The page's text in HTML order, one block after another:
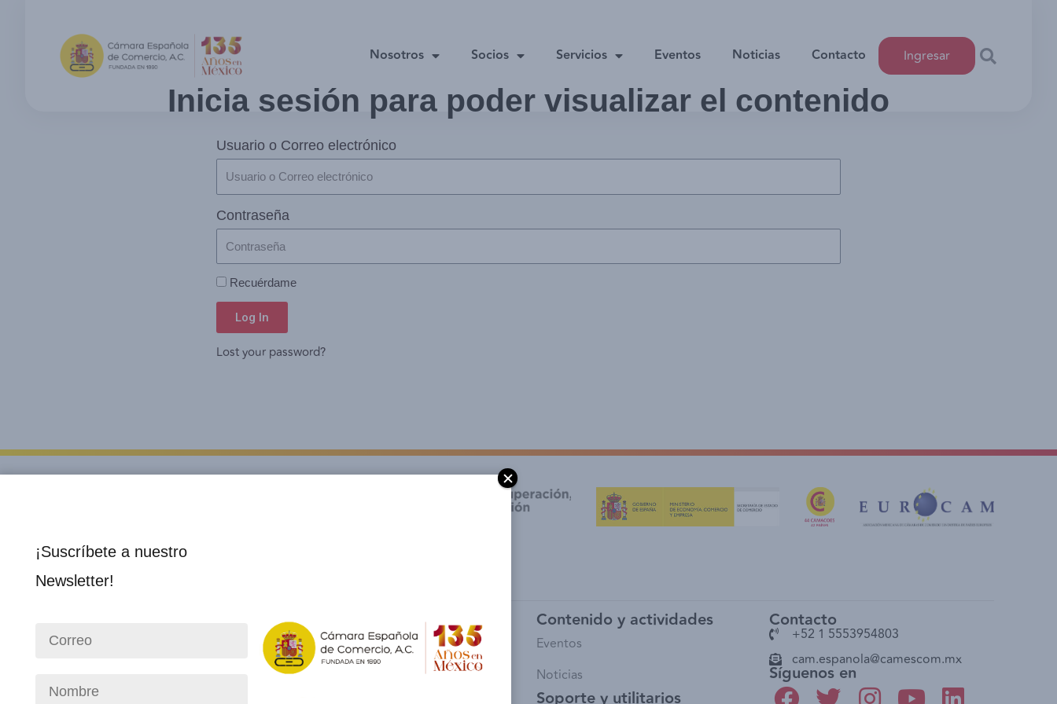
Nosotros Socios Servicios Eventos Noticias Contacto Ingresar
Inicia sesión para poder visualizar el contenido
Usuario o Correo electrónico
Contraseña
Recuérdame
Log In
Lost your password?
Nosotros
Socios y afiliación
Directorio de Socios
Membresía
Contenido y actividades
Eventos
Noticias
Soporte y utilitarios
Contacto
+52 1 5553954803
cam.espanola@camescom.mx
Síguenos en
¡Suscríbete a nuestro
Newsletter!